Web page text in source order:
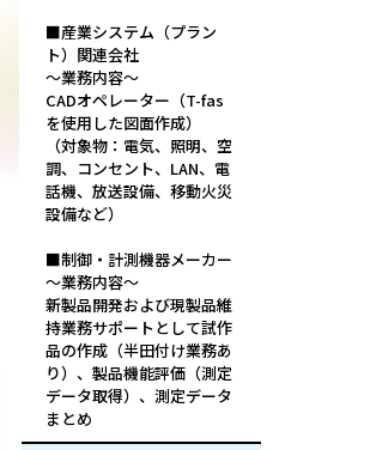
■産業システム（プラン
ト）関連会社
～業務内容～
CADオペレーター（T-fas
を使用した図面作成）
（対象物：電気、照明、空
調、コンセント、LAN、電
話機、放送設備、移動火災
設備など）
■制御・計測機器メーカー
～業務内容～
新製品開発および現製品維
持業務サポートとして試作
品の作成（半田付け業務あ
り）、製品機能評価（測定
データ取得）、測定データ
まとめ